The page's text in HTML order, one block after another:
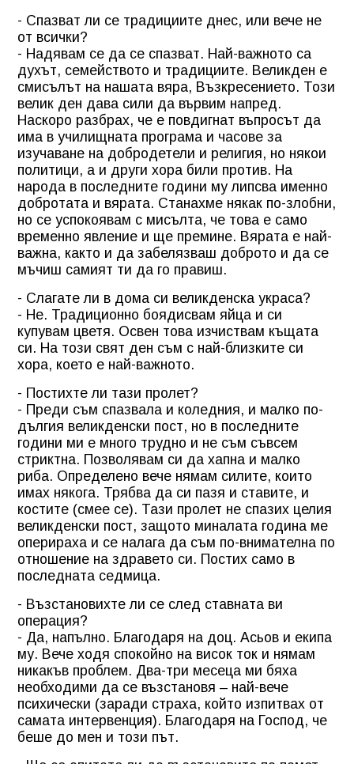
- Спазват ли се традициите днес, или вече не
от всички?
- Надявам се да се спазват. Най-важното са
духът, семейството и традициите. Великден е
смисълът на нашата вяра, Възкресението. Този
велик ден дава сили да вървим напред.
Наскоро разбрах, че е повдигнат въпросът да
има в училищната програма и часове за
изучаване на добродетели и религия, но някои
политици, а и други хора били против. На
народа в последните години му липсва именно
добротата и вярата. Станахме някак по-злобни,
но се успокоявам с мисълта, че това е само
временно явление и ще премине. Вярата е най-
важна, както и да забелязваш доброто и да се
мъчиш самият ти да го правиш.
- Слагате ли в дома си великденска украса?
- Не. Традиционно боядисвам яйца и си
купувам цветя. Освен това изчиствам къщата
си. На този свят ден съм с най-близките си
хора, което е най-важното.
- Постихте ли тази пролет?
- Преди съм спазвала и коледния, и малко по-
дългия великденски пост, но в последните
години ми е много трудно и не съм съвсем
стриктна. Позволявам си да хапна и малко
риба. Определено вече нямам силите, които
имах някога. Трябва да си пазя и ставите, и
костите (смее се). Тази пролет не спазих целия
великденски пост, защото миналата година ме
оперираха и се налага да съм по-внимателна по
отношение на здравето си. Постих само в
последната седмица.
- Възстановихте ли се след ставната ви
операция?
- Да, напълно. Благодаря на доц. Асьов и екипа
му. Вече ходя спокойно на висок ток и нямам
никакъв проблем. Два-три месеца ми бяха
необходими да се възстановя – най-вече
психически (заради страха, който изпитвах от
самата интервенция). Благодаря на Господ, че
беше до мен и този път.